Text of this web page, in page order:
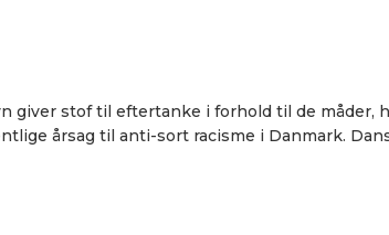
stof til eftertanke i forhold til de måder,
årsag til anti-sort racisme i Danmark.